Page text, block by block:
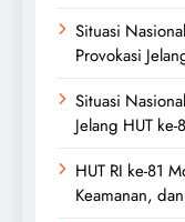
Situasi
Provokasi
Situasi
Jelang HUT ke-
HUT RI ke-81
Keamanan,